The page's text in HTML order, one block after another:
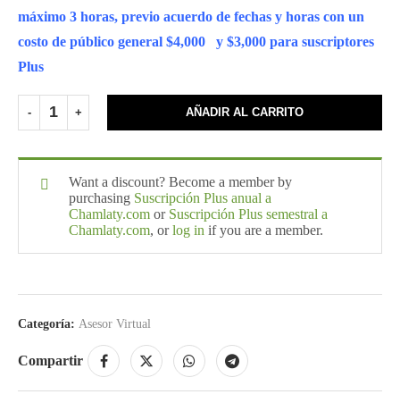
máximo 3 horas, previo acuerdo de fechas y horas con un
costo de público general $4,000 y $3,000 para suscriptores
Plus
AÑADIR AL CARRITO
Want a discount? Become a member by
purchasing Suscripción Plus anual a
Chamlaty.com or Suscripción Plus semestral a
Chamlaty.com, orlog in if you are a member.
Categoría: Asesor Virtual
Compartir